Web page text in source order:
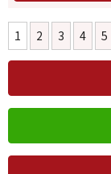
1 2 3 4 5